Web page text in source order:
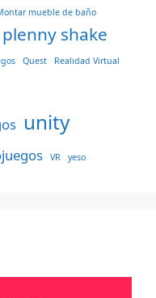
mueble de baño
plenny shake
Quest Realidad Virtual
unity
VR yeso